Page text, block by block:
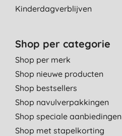
Kinderdagverblijven
Shop per categorie
Shop per merk
Shop nieuwe producten
Shop bestsellers
Shop navulverpakkingen
Shop speciale aanbiedingen
Shop met stapelkorting